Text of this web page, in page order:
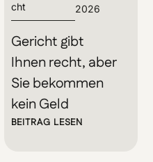
cht
2026
Gericht gibt
Ihnen recht, aber
Sie bekommen
kein Geld
BEITRAG LESEN